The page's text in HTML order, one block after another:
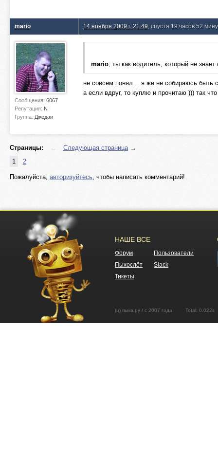
mario
Сообщения: 6067
Репутация: N
Группа: Джедаи
14 ноября 2009 г. 21:49 , спустя 19 часов 52
mario, ты как водитель, который не
не совсем понял… я же не собираюсь быть
а если вдруг, то куплю и прочитаю ))) так
Страницы: ← Следующая страница→
1
2
Пожалуйста, авторизуйтесь, чтобы написать комментарий!
НАШЕ ВСЕ
Форум
Пользователи
Пыхослёт
Slack
Тикеты
(ц) пыха.ру / с 2007 года Total: